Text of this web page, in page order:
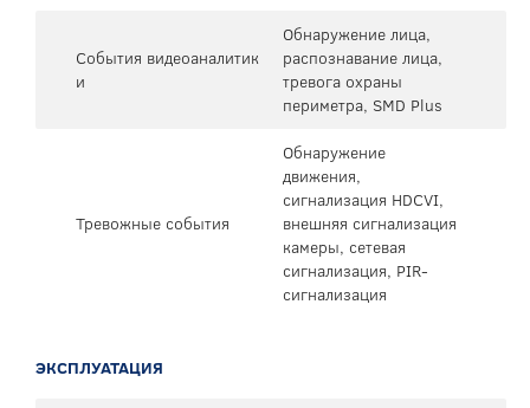
События видеоаналитик
и
Обнаружение лица,
распознавание лица,
тревога охраны
периметра, SMD Plus
Тревожные события
Обнаружение
движения,
сигнализация HDCVI,
внешняя сигнализация
камеры, сетевая
сигнализация, PIR-
сигнализация
ЭКСПЛУАТАЦИЯ